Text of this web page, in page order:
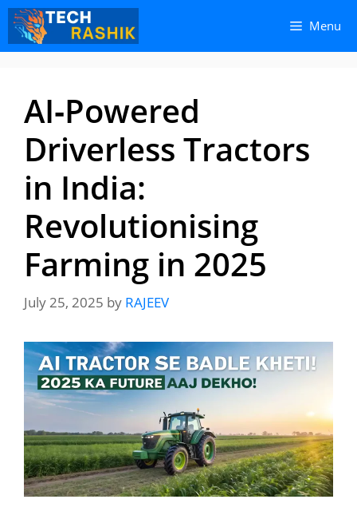
Skip
content
Skip
content
Menu
AI‑Powered
Driverless Tractors
in India:
Revolutionising
Farming in 2025
July 25, 2025 by RAJEEV